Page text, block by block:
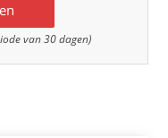
van 30 dagen)